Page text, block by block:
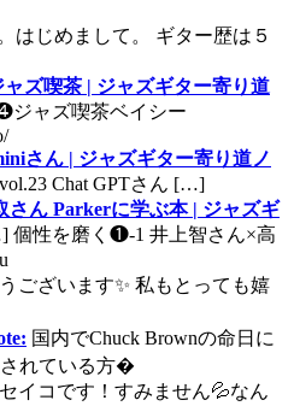
はじめまして。 ギター歴は５
ズ喫茶 | ジャズギター寄り道
ャズ喫茶ベイシー
さん | ジャズギター寄り道ノ
Chat GPTさん […]
さん Parkerに学ぶ本 | ジャズギ
個性を磨く❶-1 井上智さん×高
ございます✨ 私もとっても嬉
国内でChuck Brownの命日に
れている方�
イコです！すみません💦なん